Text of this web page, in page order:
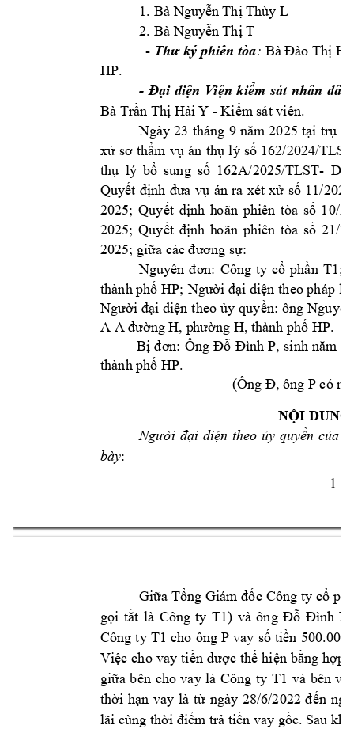
1
1. Bà Nguyễn Thị Thùy L
2. Bà Nguyễn Thị T
- Thư ký phiên tòa: Bà Đào Thị H
HP.
- Đại diện Viện kiểm sát nhân dân
Bà Trần Thị Hải Y - Kiểm sát viên.
Ngày 23 tháng 9 năm 2025 tại trụ
xử sơ thẩm vụ án thụ lý số 162/2024/TLST
thụ lý bổ sung số 162A/2025/TLST- DS
Quyết định đưa vụ án ra xét xử số 11/
2025; Quyết định hoãn phiên tòa số 10/
2025; Quyết định hoãn phiên tòa số 21/2
2025; giữa các đương sự:
Nguyên đơn: Công ty cổ phần T1;
thành phố HP; Người đại diện theo pháp
Người đại diện theo ủy quyền: ông
A A đường H, phường H, thành phố HP.
Bị đơn: Ông Đỗ Đình P, sinh năm
thành phố HP.
(Ông Đ, ông P có m
NỘI
Người đại diện theo ủy quyền của
bày:
Giữa Tổng Giám đốc Công ty cổ
gọi tắt là Công ty T1) và ông Đỗ Đình P
Công ty T1 cho ông P vay số tiền
Việc cho vay tiền được thể hiện bằng hợp
giữa bên cho vay là Công ty T1 và bên
thời hạn vay là từ ngày 28/6/2022 đến
lãi cùng thời điểm trả tiền vay gốc. Sau